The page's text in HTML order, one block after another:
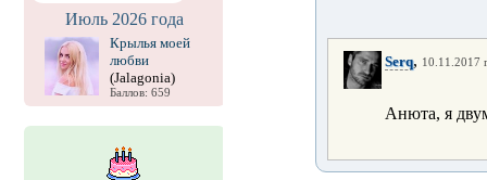
Июль 2026 года
Крылья моей
любви
(Jalagonia)
Баллов: 659
Serq, 10.11.2017
Анюта, я